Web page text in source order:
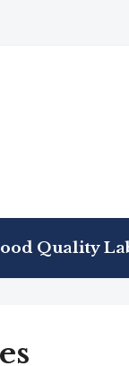
Quality